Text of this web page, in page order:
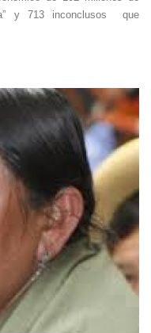
y 713 inconclusos que